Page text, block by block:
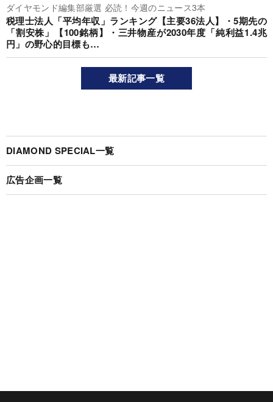
ダイヤモンド編集部厳選 必読！今週のニュース3本
税理士法人「平均年収」ランキング【主要36法人】・5期先の
「割安株」【100銘柄】・三井物産が2030年度「純利益1.4兆
円」の野心的目標も…
最新記事一覧
DIAMOND SPECIAL一覧
広告企画一覧